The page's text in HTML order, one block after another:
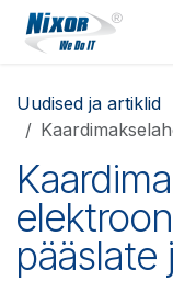
Skip to Content
Uudised ja artiklid
pääslate